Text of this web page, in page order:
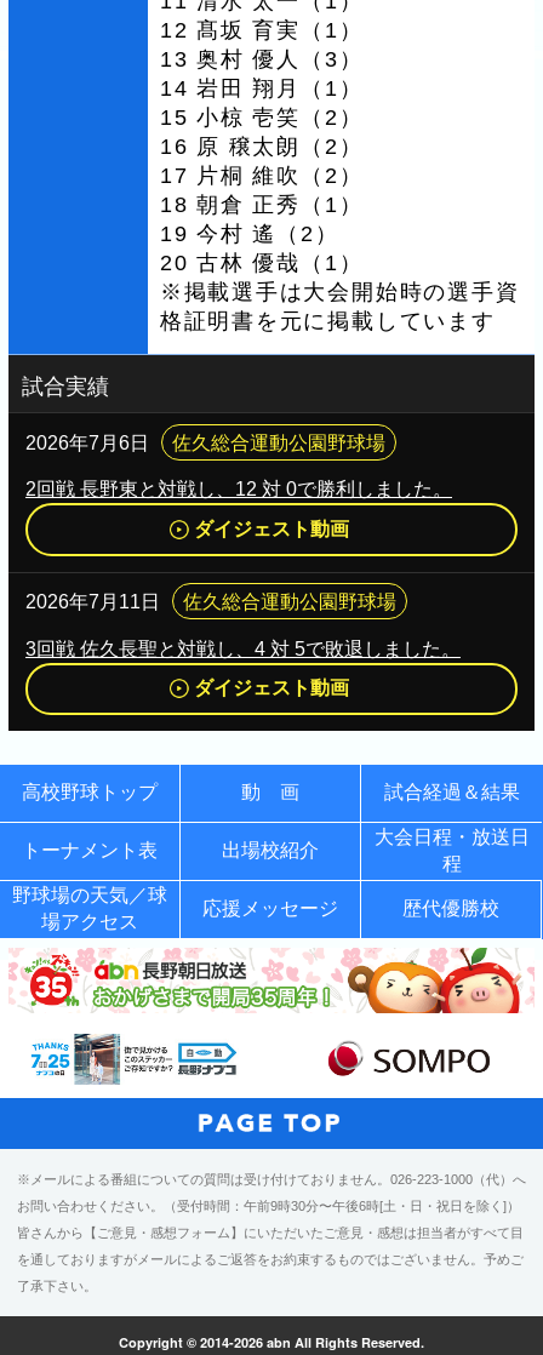
12 髙坂 育実（1）
13 奥村 優人（3）
14 岩田 翔月（1）
15 小椋 壱笑（2）
16 原 穣太朗（2）
17 片桐 維吹（2）
18 朝倉 正秀（1）
19 今村 遙（2）
20 古林 優哉（1）
※掲載選手は大会開始時の選手資
格証明書を元に掲載しています
試合実績
2026年7月6日 佐久総合運動公園野球場
2回戦 長野東と対戦し、12 対 0で勝利しました。
ダイジェスト動画
2026年7月11日 佐久総合運動公園野球場
3回戦 佐久長聖と対戦し、4 対 5で敗退しました。
ダイジェスト動画
高校野球トップ 動 画 試合経過＆結果
トーナメント表 出場校紹介
大会日程・放送日
程
野球場の天気／球
場アクセス
応援メッセージ 歴代優勝校
※メールによる番組についての質問は受け付けておりません。026-223-1000（代）へ
お問い合わせください。（受付時間：午前9時30分〜午後6時[土・日・祝日を除く]）
皆さんから【ご意見・感想フォーム】にいただいたご意見・感想は担当者がすべて目
を通しておりますがメールによるご返答をお約束するものではございません。予めご
了承下さい。
Copyright © 2014-2026 abn All Rights Reserved.